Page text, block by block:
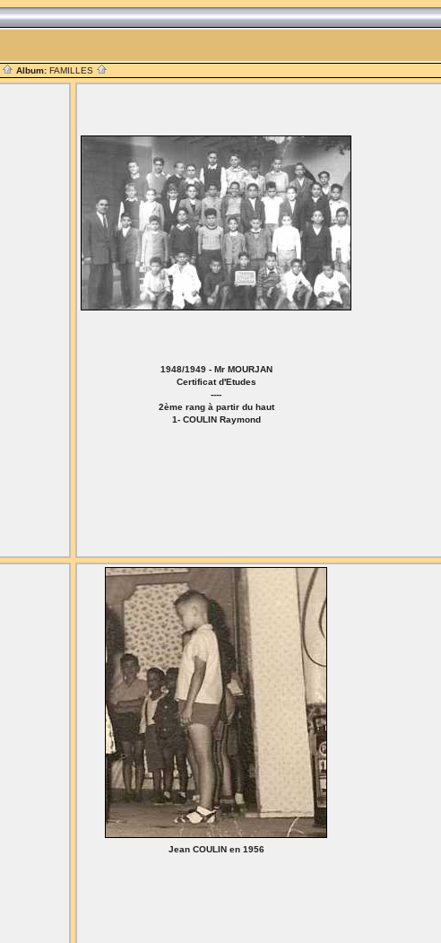
Album: FAMILLES
1948/1949 - Mr MOURJAN
Certificat d'Etudes
----
2ème rang à partir du haut
1- COULIN Raymond
Jean COULIN en 1956